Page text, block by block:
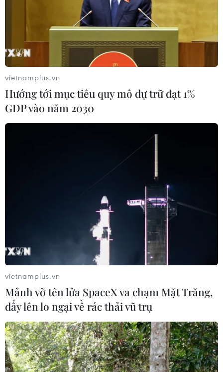
Theo dõi VietnamPlus
XUNG ĐỘT ISRAEL-HAMAS
Israel và Hội đồng Hòa bình thảo luận giải giáp
Israel hoài nghi việc Hamas giải giáp theo thỏa
Xung đột Hamas-Israel: Phản ứng quốc tế về lộ
trình hòa bình 15 điểm ở Dải Gaza
Phong trào Hamas nêu điều kiện giải giáp toàn
diện
TIN LIÊN QUAN
vietnamplus.vn
Hướng tới mục tiêu quy mô dự trữ đạt 1%
GDP vào năm 2030
vietnamplus.vn
Mảnh vỡ tên lửa SpaceX va chạm Mặt Trăng,
dấy lên lo ngại về rác thải vũ trụ